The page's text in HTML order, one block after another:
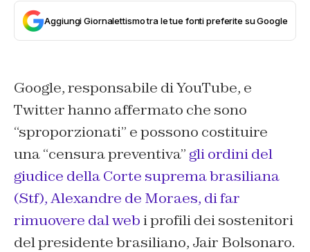
Aggiungi Giornalettismo tra le tue fonti preferite su Google
Google, responsabile di YouTube, e
Twitter hanno affermato che sono
“sproporzionati” e possono costituire
una “censura preventiva”gli ordini del
giudice della Corte suprema brasiliana
(Stf), Alexandre de Moraes, di far
rimuovere dal webi profili dei sostenitori
del presidente brasiliano, Jair Bolsonaro.